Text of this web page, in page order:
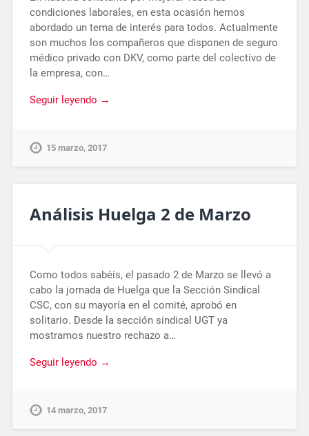
condiciones laborales, en esta ocasión hemos
abordado un tema de interés para todos. Actualmente
son muchos los compañeros que disponen de seguro
médico privado con DKV, como parte del colectivo de
la empresa, con…
Seguir leyendo →
15 marzo, 2017
Análisis Huelga 2 de Marzo
Como todos sabéis, el pasado 2 de Marzo se llevó a
cabo la jornada de Huelga que la Sección Sindical
CSC, con su mayoría en el comité, aprobó en
solitario. Desde la sección sindical UGT ya
mostramos nuestro rechazo a…
Seguir leyendo →
14 marzo, 2017